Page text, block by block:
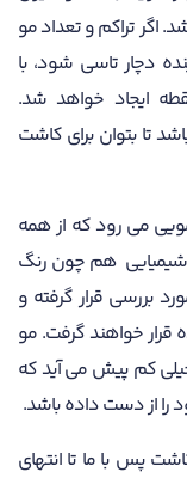
اگر تراکم و تعداد مو
دچار تاسی شود، با
ایجاد خواهد شد.
تا بتوان برای کاشت
می رود که از همه
شیمیایی هم چون رنگ
بررسی قرار گرفته و
قرار خواهند گرفت. مو
کم پیش می آید که
را از دست داده باشد.
پس با ما تا انتهای